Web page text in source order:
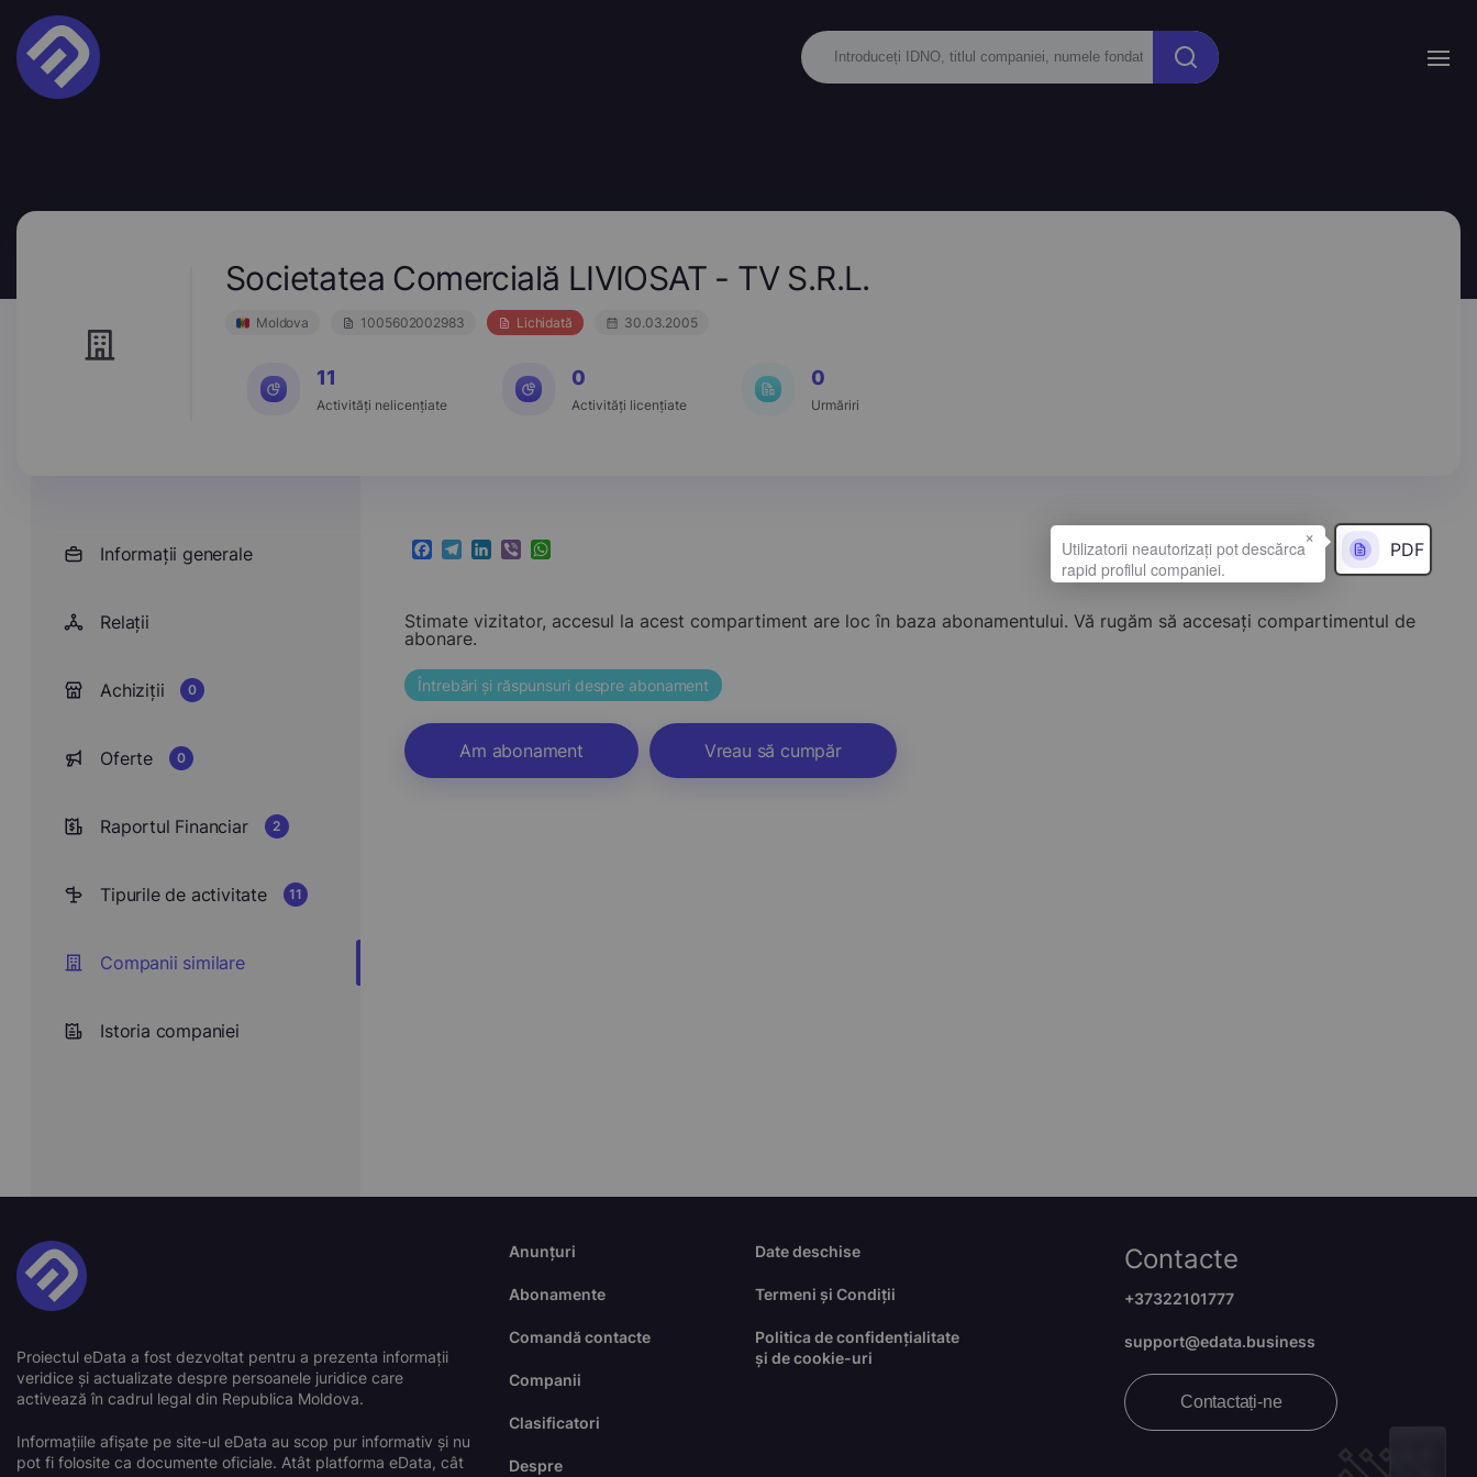
Societatea Comercială LIVIOSAT - TV S.R.L.
Moldova 1005602002983 Lichidată 30.03.2005
11
Activități nelicențiate
0
Activități licențiate
0
Urmăriri
Informații generale
Relații
Achiziții 0
Oferte 0
Raportul Financiar 2
Tipurile de activitate 11
Companii similare
Istoria companiei
Facebook
Telegram
LinkedIn
ViberWhatsApp PDF
Stimate vizitator, accesul la acest compartiment are loc în baza abonamentului. Vă rugăm să accesați compartimentul de
abonare.
Întrebări și răspunsuri despre abonament
Am abonament Vreau să cumpăr
Proiectul eData a fost dezvoltat pentru a prezenta informații
veridice și actualizate despre persoanele juridice care
activează în cadrul legal din Republica Moldova.
Informațiile afișate pe site-ul eData au scop pur informativ și nu
pot fi folosite ca documente oficiale. Atât platforma eData, cât
Anunțuri
Abonamente
Comandă contacte
Companii
Clasificatori
Despre
Date deschise
Termeni și Condiții
Politica de confidențialitate
și de cookie-uri
Contacte
+37322101777
support@edata.business
Contactați-ne
×